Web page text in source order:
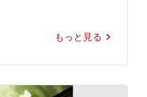
を楽しみ尽くし、魁
疲れさまでした。
もっと見る